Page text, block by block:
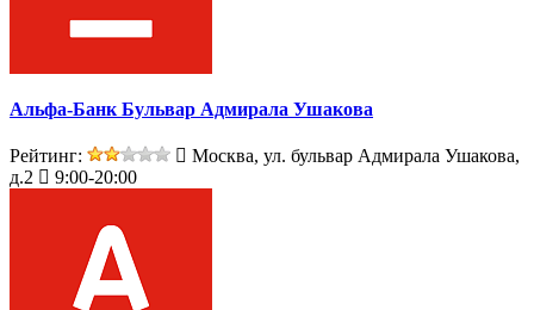
Альфа-Банк Бульвар Адмирала Ушакова
Рейтинг:
Москва, ул. бульвар Адмирала Ушакова,
д.2
9:00-20:00